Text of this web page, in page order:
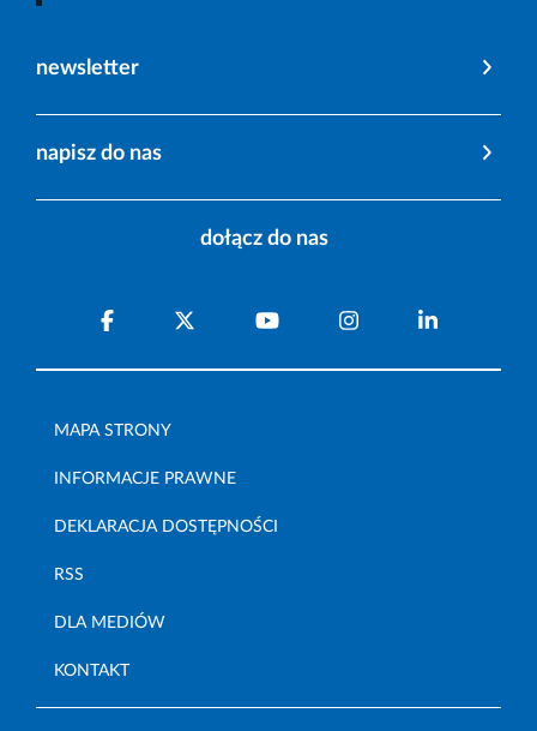
newsletter
napisz do nas
dołącz do nas
MAPA STRONY
INFORMACJE PRAWNE
DEKLARACJA DOSTĘPNOŚCI
RSS
DLA MEDIÓW
KONTAKT